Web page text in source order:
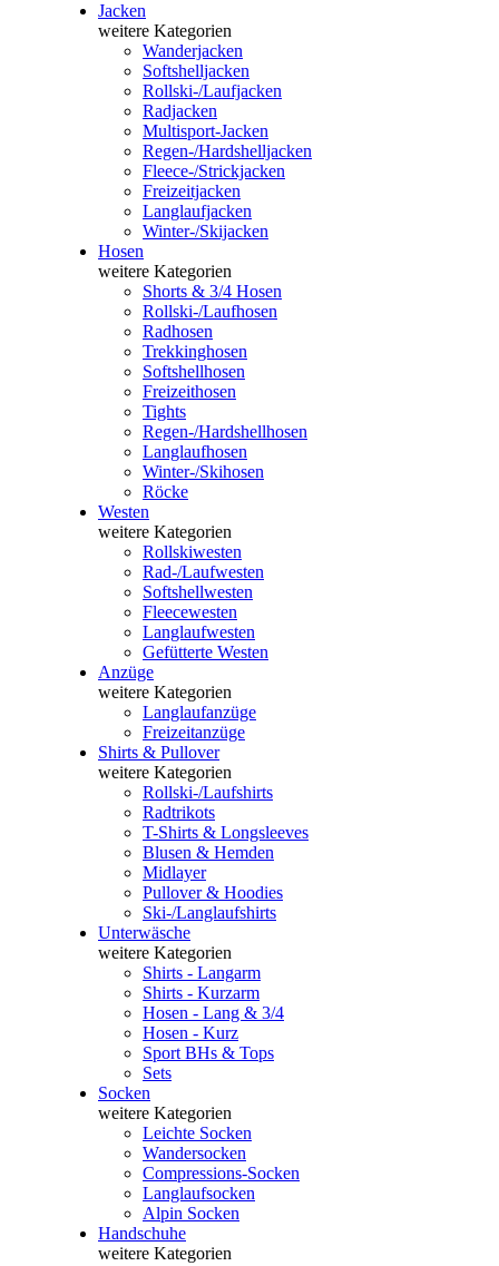
Jacken
weitere Kategorien
Wanderjacken
Softshelljacken
Rollski-/Laufjacken
Radjacken
Multisport-Jacken
Regen-/Hardshelljacken
Fleece-/Strickjacken
Freizeitjacken
Langlaufjacken
Winter-/Skijacken
Hosen
weitere Kategorien
Shorts & 3/4 Hosen
Rollski-/Laufhosen
Radhosen
Trekkinghosen
Softshellhosen
Freizeithosen
Tights
Regen-/Hardshellhosen
Langlaufhosen
Winter-/Skihosen
Röcke
Westen
weitere Kategorien
Rollskiwesten
Rad-/Laufwesten
Softshellwesten
Fleecewesten
Langlaufwesten
Gefütterte Westen
Anzüge
weitere Kategorien
Langlaufanzüge
Freizeitanzüge
Shirts & Pullover
weitere Kategorien
Rollski-/Laufshirts
Radtrikots
T-Shirts & Longsleeves
Blusen & Hemden
Midlayer
Pullover & Hoodies
Ski-/Langlaufshirts
Unterwäsche
weitere Kategorien
Shirts - Langarm
Shirts - Kurzarm
Hosen - Lang & 3/4
Hosen - Kurz
Sport BHs & Tops
Sets
Socken
weitere Kategorien
Leichte Socken
Wandersocken
Compressions-Socken
Langlaufsocken
Alpin Socken
Handschuhe
weitere Kategorien